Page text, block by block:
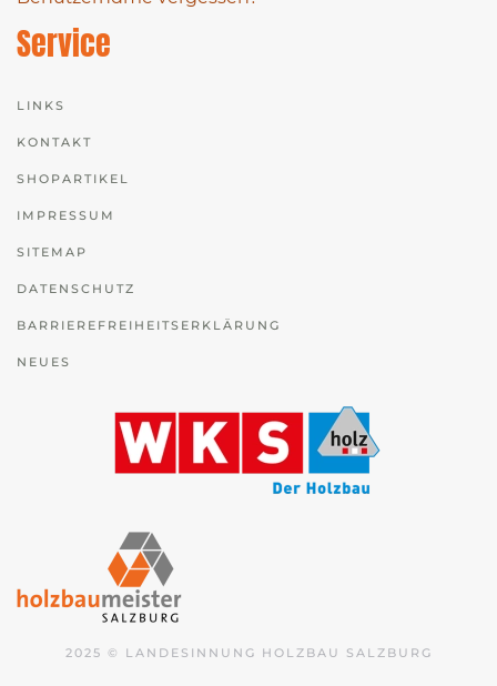
Service
LINKS
KONTAKT
SHOPARTIKEL
IMPRESSUM
SITEMAP
DATENSCHUTZ
BARRIEREFREIHEITSERKLÄRUNG
NEUES
2025 © LANDESINNUNG HOLZBAU SALZBURG